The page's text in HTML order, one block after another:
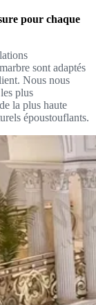
pour chaque
sont adaptés
Nous nous
plus
la plus haute
époustouflants.